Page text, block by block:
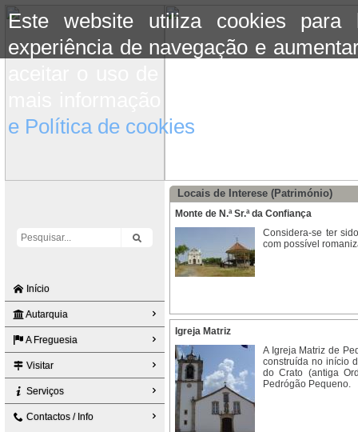
Este website utiliza cookies para
experiência de navegação e
e Política de cookies
Início
Autarquia
A Freguesia
Visitar
Serviços
Contactos / Info
Locais de Interese (Património)
Monte de N.ª Sr.ª da Confiança
Considera-se ter
com possível
Igreja Matriz
A Igreja Matriz de
construída no início
do Crato (antiga
Pedrógão Pequeno.